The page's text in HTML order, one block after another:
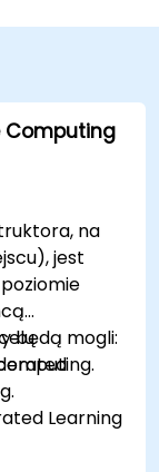
Computing
na
jest
będą mogli:
Learning